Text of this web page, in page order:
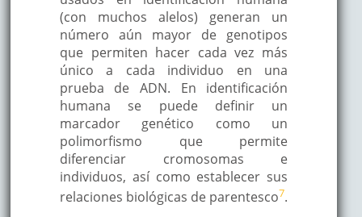
(con muchos alelos) generan un
número aún mayor de genotipos
que permiten hacer cada vez más
único a cada individuo en una
prueba de ADN. En identificación
humana se puede definir un
marcador genético como un
polimorfismo que permite
diferenciar cromosomas e
individuos, así como establecer sus
relaciones biológicas de parentesco7.